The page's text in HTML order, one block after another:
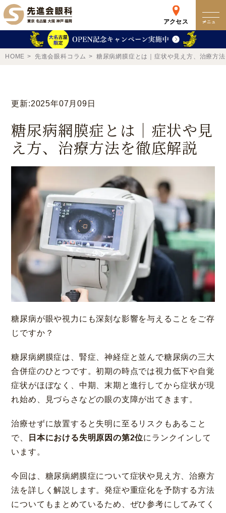
アクセス メニュー
0120-049-113
受付時間 10:00-19:00
クリニック案内
ドクター紹介 よくあるご質問
コラム お知らせ
学会発表 / 論文 /
報道・メディア出演
ホーム
クリニック
東京 新宿
詳細 Web予約
名古屋
名古屋市中区錦
詳細
大阪 梅田本院
大阪市北区梅田
詳細
福岡 天神
福岡市中央区天神
先進会眼科 福岡飯塚
福岡県飯塚市川津
[提携]札幌かとう眼
科
北海道札幌市東区
[ICL提携]鹿児島園
田眼科
[提携]木村眼科 天王
寺院
HOME 先進会眼科コラム 糖尿病網膜症とは｜症状や見え方、治療方
更新:2025年07月09日
糖尿病網膜症とは｜症状や見
え方、治療方法を徹底解説
糖尿病が眼や視力にも深刻な影響を与えることをご存
じですか？
糖尿病網膜症は、腎症、神経症と並んで糖尿病の三大
合併症のひとつです。初期の時点では視力低下や自覚
症状がほぼなく、中期、末期と進行してから症状が現
れ始め、見づらさなどの眼の支障が出てきます。
治療せずに放置すると失明に至るリスクもあること
で、
日本における失明原因の第2位にランクインして
います。
今回は、糖尿病網膜症について症状や見え方、治療方
法を詳しく解説します。発症や重症化を予防する方法
についてもまとめているため、ぜひ参考にしてみてく